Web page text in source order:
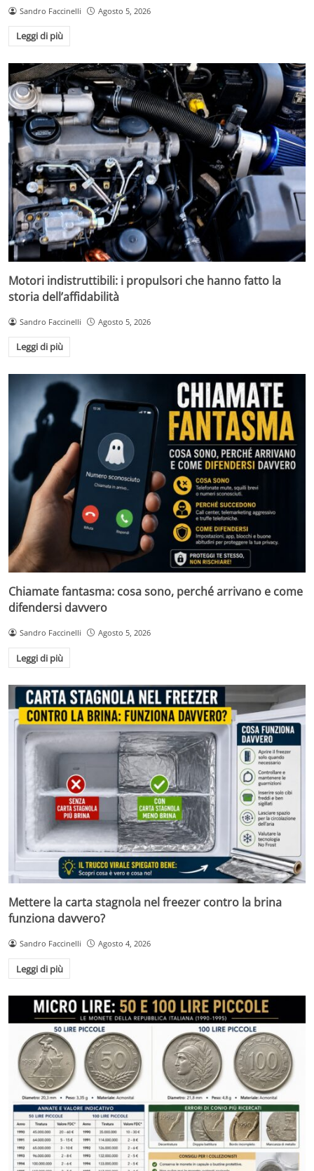
Sandro Faccinelli Agosto 5, 2026
Leggi di più
Motori indistruttibili: i propulsori che hanno fatto la
storia dell’affidabilità
Sandro Faccinelli Agosto 5, 2026
Leggi di più
Chiamate fantasma: cosa sono, perché arrivano e come
difendersi davvero
Sandro Faccinelli Agosto 5, 2026
Leggi di più
Mettere la carta stagnola nel freezer contro la brina
funziona davvero?
Sandro Faccinelli Agosto 4, 2026
Leggi di più